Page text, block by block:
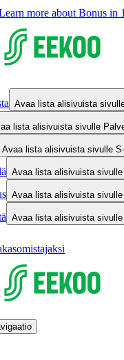
more about Bonus in
Avaa lista alisivuista
lista alisivuista sivulle
Avaa lista alisivuista sivulle
Avaa lista alisivuista
Avaa lista alisivuista
Avaa lista alisivuista